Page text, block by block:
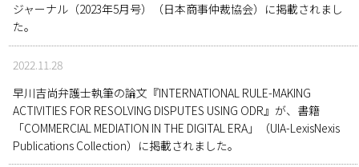
ジャーナル（2023年5月号）（日本商事仲裁協会）に掲載されまし
た。
2022.11.28
早川吉尚弁護士執筆の論文『INTERNATIONAL RULE-MAKING
ACTIVITIES FOR RESOLVING DISPUTES USING ODR』が、書籍
「COMMERCIAL MEDIATION IN THE DIGITAL ERA」（UIA-LexisNexis
Publications Collection）に掲載されました。